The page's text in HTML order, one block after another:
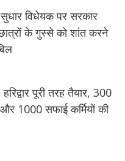
सुधार विधेयक पर सरकार
के गुस्से को शांत करने
पूरी तरह तैयार, 300
1000 सफाई कर्मियों की